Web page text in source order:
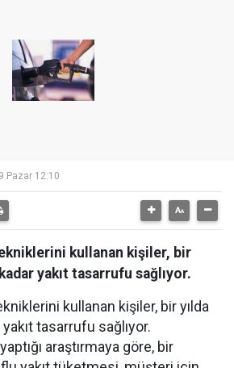
Pazar 12:10
kullanan kişiler, bir
yakıt tasarrufu sağlıyor.
kullanan kişiler, bir yılda
tasarrufu sağlıyor.
araştırmaya göre, bir